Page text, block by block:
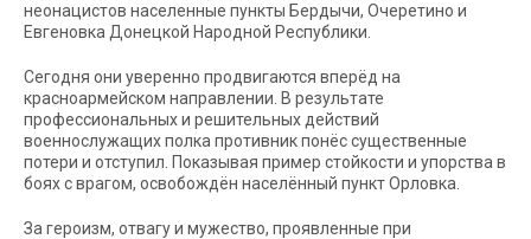
неонацистов населенные пункты Бердычи, Очеретино и
Евгеновка Донецкой Народной Республики.
Сегодня они уверенно продвигаются вперёд на
красноармейском направлении. В результате
профессиональных и решительных действий
военнослужащих полка противник понёс существенные
потери и отступил. Показывая пример стойкости и упорства в
боях с врагом, освобождён населённый пункт Орловка.
За героизм, отвагу и мужество, проявленные при